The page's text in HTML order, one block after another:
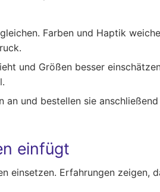
Farben und Haptik
und Größen besser
an und bestellen sie
einfügt
einsetzen. Erfahrungen zeigen,